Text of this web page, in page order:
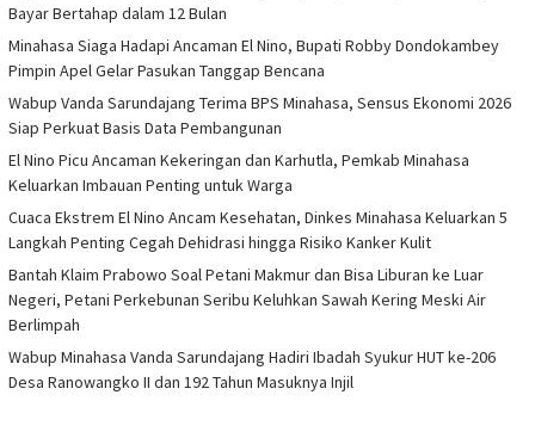
Bayar Bertahap dalam 12 Bulan
Minahasa Siaga Hadapi Ancaman El Nino, Bupati Robby Dondokambey
Pimpin Apel Gelar Pasukan Tanggap Bencana
Wabup Vanda Sarundajang Terima BPS Minahasa, Sensus Ekonomi 2026
Siap Perkuat Basis Data Pembangunan
El Nino Picu Ancaman Kekeringan dan Karhutla, Pemkab Minahasa
Keluarkan Imbauan Penting untuk Warga
Cuaca Ekstrem El Nino Ancam Kesehatan, Dinkes Minahasa Keluarkan 5
Langkah Penting Cegah Dehidrasi hingga Risiko Kanker Kulit
Bantah Klaim Prabowo Soal Petani Makmur dan Bisa Liburan ke Luar
Negeri, Petani Perkebunan Seribu Keluhkan Sawah Kering Meski Air
Berlimpah
Wabup Minahasa Vanda Sarundajang Hadiri Ibadah Syukur HUT ke-206
Desa Ranowangko II dan 192 Tahun Masuknya Injil